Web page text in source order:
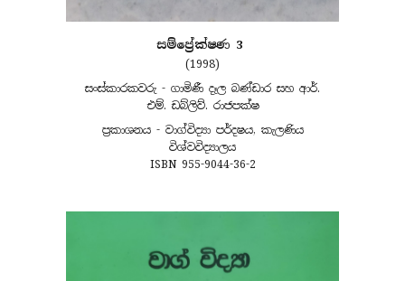
සම්ප්‍රේක්ෂණ 3
(1998)
සංස්කාරකවරු - ගාමිණී දෑල බණ්ඩාර සහ ආර්.
එම්. ඩබ්ලිව්. රාජපක්ෂ
ප්‍රකාශනය - වාග්විද්‍යා පර්දෂය, කැලණිය
විශ්වවිද්‍යාලය
ISBN 955-9044-36-2